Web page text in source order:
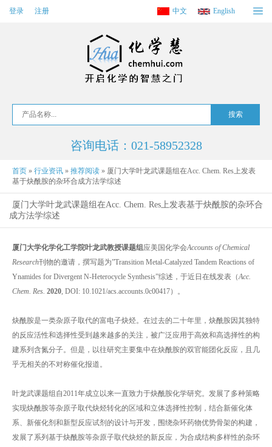
登录 注册 中文 English
咨询电话：021-58952328
首页 » 行业资讯 » 推荐阅读 » 厦门大学叶龙武课题组在Acc. Chem. Res上发表
基于炔酰胺的杂环合成方法学综述
厦门大学叶龙武课题组在Acc. Chem. Res上发表基于炔酰胺的杂环合
成方法学综述
厦门大学化学化工学院叶龙武教授课题组应美国化学会Accounts of Chemical
Research刊物的邀请，撰写题为”Transition Metal-Catalyzed Tandem Reactions of
Ynamides for Divergent N-Heterocycle Synthesis”综述，于近日在线发表（Acc.
Chem. Res. 2020, DOI: 10.1021/acs.accounts.0c00417）。
炔酰胺是一类杂原子取代的富电子炔烃。在过去的二十年里，炔酰胺因其独特
的反应活性和选择性受到越来越多的关注，被广泛应用于高效和高选择性的构
建系列含氮分子。但是，以往研究主要集中在炔酰胺的双官能团化反应，且几
乎无相关的不对称催化报道。
叶龙武课题组自2011年成立以来一直致力于炔酰胺化学研究。发展了多种策略
实现炔酰胺等杂原子取代炔烃转化的区域和立体选择性控制，结合新催化体
系、新催化剂和新型反应试剂的设计与开发，围绕杂环药物优势骨架的构建，
发展了系列基于炔酰胺等杂原子取代炔烃的新反应，为合成结构多样性的杂环